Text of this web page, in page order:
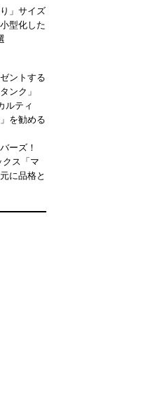
」サイズ
型化した
ントする
ンク」
ルティ
を勧める
ーズ！
クス「マ
に品格と